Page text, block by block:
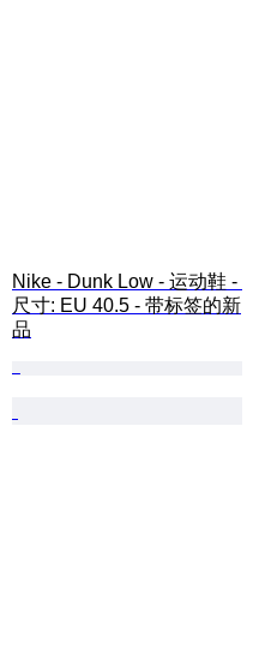
Nike - Dunk Low - 运动鞋 -
尺寸: EU 40.5 - 带标签的新
品